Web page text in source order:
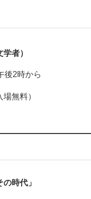
者）
後2時から
無料）
時代」